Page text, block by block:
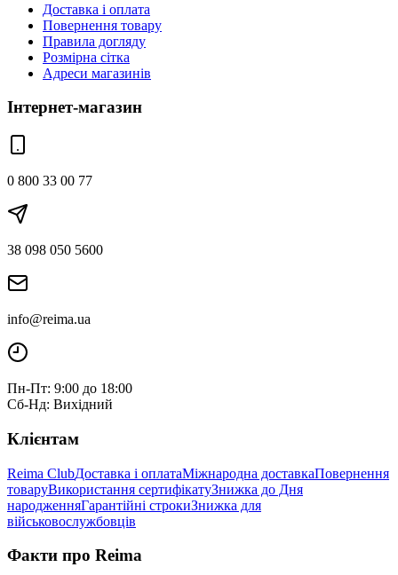
Доставка і оплата
Повернення товару
Правила догляду
Розмірна сітка
Адреси магазинів
Інтернет-магазин
0 800 33 00 77
38 098 050 5600
info@reima.ua
Пн-Пт: 9:00 до 18:00
Сб-Нд: Вихідний
Клієнтам
Reima ClubДоставка і оплатаМіжнародна доставкаПовернення
товаруВикористання сертифікатуЗнижка до Дня
народженняГарантійні строкиЗнижка для
військовослужбовців
Факти про Reima